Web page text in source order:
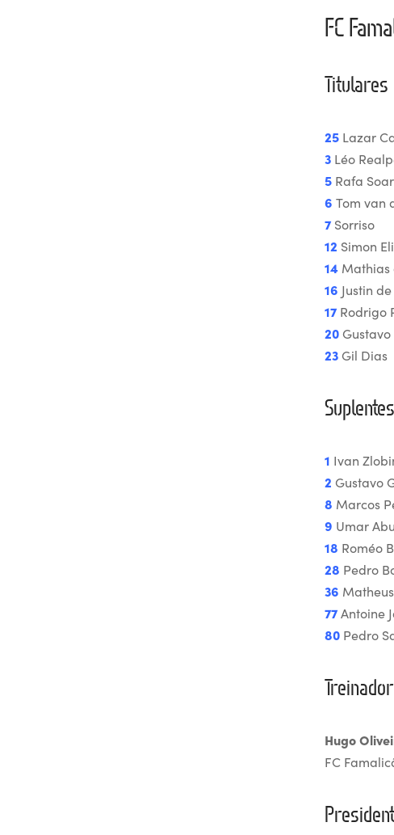
FC
Titulares
25 Lazar
3 Léo
5 Rafa
6 Tom van
7 Sorriso
12 Simon
14 Mathias
16 Justin
17 Rodrigo
20Gustavo
23Gil Dias
Suplentes
1 Ivan
2 Gustavo
8 Marcos
9 Umar
18 Roméo
28 Pedro
36
77Antoine
80 Pedro
Hugo
FC